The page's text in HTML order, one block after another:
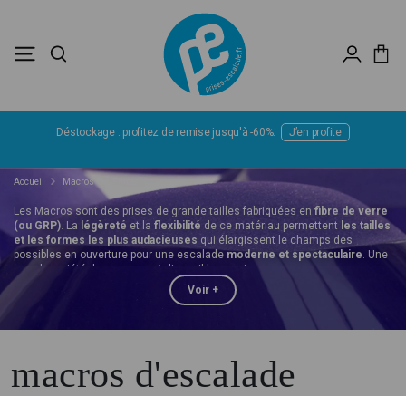
Déstockage : profitez de remise jusqu'à -60%. J’en profite
Accueil Macros
Les Macros sont des prises de grande tailles fabriquées en fibre de verre
(ou GRP) . La légèreté et la flexibilité de ce matériau permettent les tailles
et les formes les plus audacieuses qui élargissent le champs des
possibles en ouverture pour une escalademoderne et spectaculaire . Une
grande variété de macros est disponible parmi :
Voir le référentiel
en fibre de verre
Voir plus
Voir +
macros d'escalade